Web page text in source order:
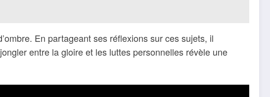
En partageant ses réflexions sur ces sujets, il
entre la gloire et les luttes personnelles révèle une